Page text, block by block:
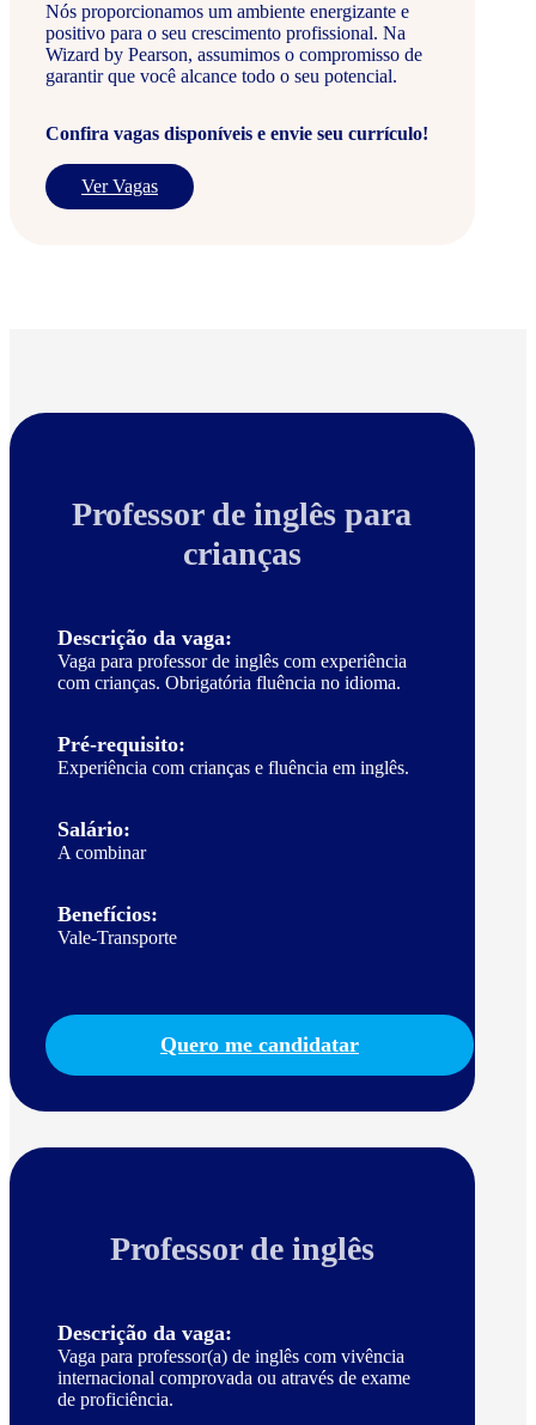
Nós proporcionamos um ambiente energizante e
positivo para o seu crescimento profissional. Na
Wizard by Pearson, assumimos o compromisso de
garantir que você alcance todo o seu potencial.
Confira vagas disponíveis e envie seu currículo!
Ver Vagas
Professor de inglês para
crianças
Descrição da vaga:
Vaga para professor de inglês com experiência
com crianças. Obrigatória fluência no idioma.
Pré-requisito:
Experiência com crianças e fluência em inglês.
Salário:
A combinar
Benefícios:
Vale-Transporte
Quero me candidatar
Professor de inglês
Descrição da vaga:
Vaga para professor(a) de inglês com vivência
internacional comprovada ou através de exame
de proficiência.